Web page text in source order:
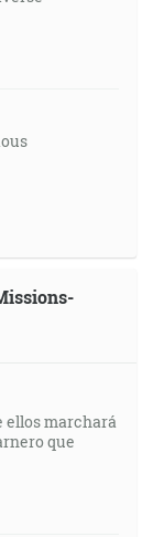
ellos marchará
que